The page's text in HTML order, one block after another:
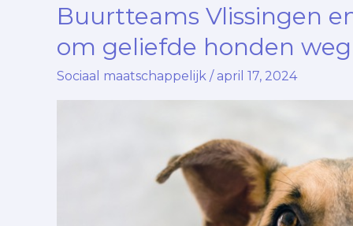
Buurtteams Vlissingen
om geliefde honden
Sociaal maatschappelijk / april 17, 2024
Buurtteams
en
Orionis
en